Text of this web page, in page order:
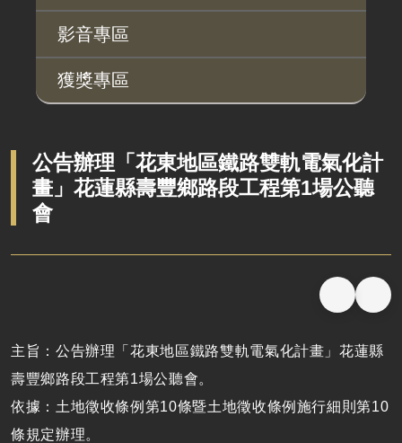
桃地計畫
廉政平臺
啟動儀式及交流座談會
定期聯繫會議
廉政體系
性別平等工作小組
宣傳事項
性別平等推動計畫
性別平等統計分析
性別平等影響評估
性騷擾防治
相關網站
影音專區
獲獎專區
公告辦理「花東地區鐵路雙軌電氣化計
畫」花蓮縣壽豐鄉路段工程第1場公聽
會
主旨：公告辦理「花東地區鐵路雙軌電氣化計畫」花蓮縣
壽豐鄉路段工程第1場公聽會。
依據：土地徵收條例第10條暨土地徵收條例施行細則第10
條規定辦理。